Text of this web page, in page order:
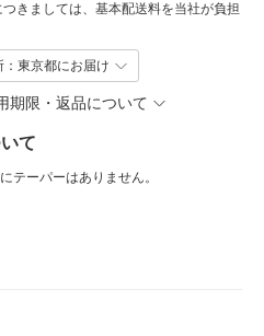
きましては、基本配送料を当社が負担
東京都にお届け
期限・返品について
て
テーパーはありません。